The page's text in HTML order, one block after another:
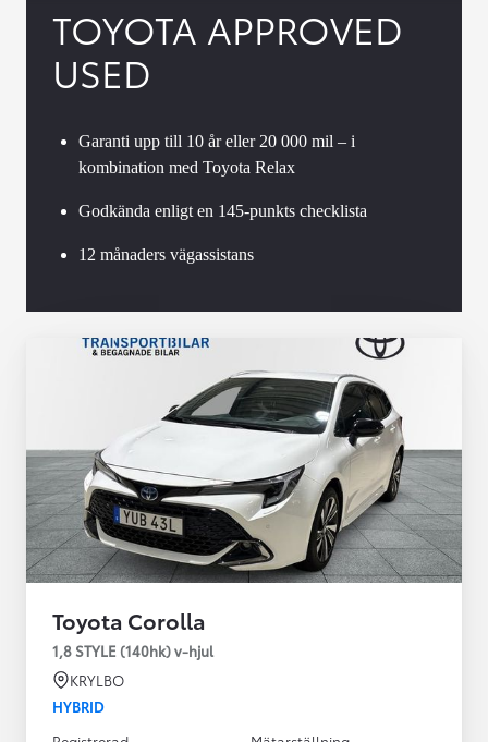
TOYOTA APPROVED
USED
Garanti upp till 10 år eller 20 000 mil – i
kombination med Toyota Relax
Godkända enligt en 145-punkts checklista
12 månaders vägassistans
Toyota Corolla
1,8 STYLE (140hk) v-hjul
KRYLBO
HYBRID